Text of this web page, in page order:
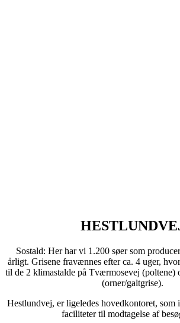
Sostald: Her har vi 1.200 søer som
årligt. Grisene fravænnes efter ca. 4 uger,
til de 2 klimastalde på Tværmosevej (poltene)
(orner/galtgrise).
Hestlundvej, er ligeledes hovedkontoret, som
faciliteter til modtagelse af